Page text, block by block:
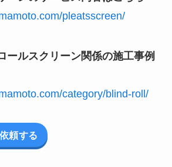
pleatsscreen/
ールスクリーン関係の施工事例
category/blind-roll/
頼する